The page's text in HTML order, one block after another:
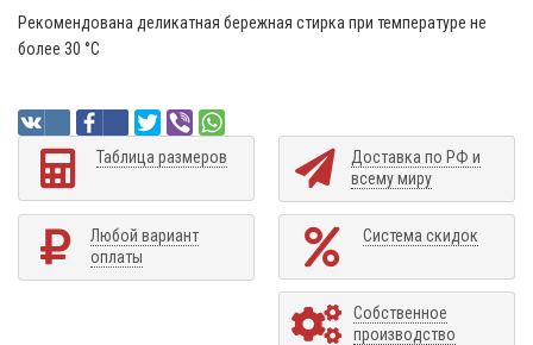
Рекомендована деликатная бережная стирка при температуре не
более 30 °C
Таблица размеров
Доставка по РФ и
всему миру
Любой вариант
оплаты
Система скидок
Собственное
производство